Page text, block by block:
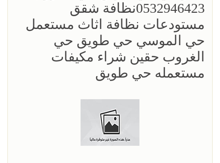
0532946423نظافة شقق
مستودعات نظافة اثاث مستعمل
حي الموسي حي طويق حي
الغروب حقين شراء مكيفات
مستعمله حي طويق